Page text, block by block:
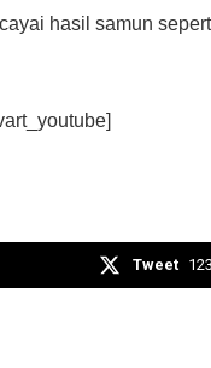
hasil samun
Tweet 123